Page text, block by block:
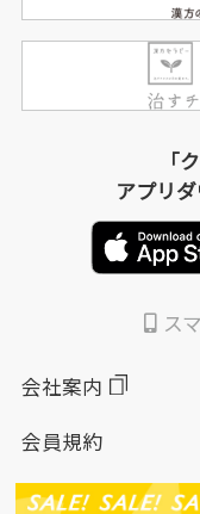
「
アプリ
ス
会社案内
会員規約
個人情報保護方針